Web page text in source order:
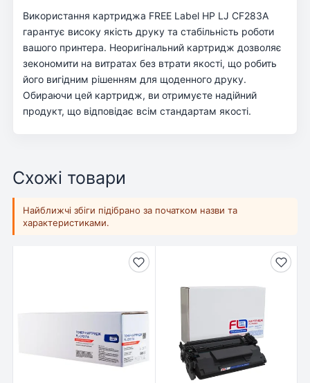
Використання картриджа FREE Label HP LJ CF283A
гарантує високу якість друку та стабільність роботи
вашого принтера. Неоригінальний картридж дозволяє
зекономити на витратах без втрати якості, що робить
його вигідним рішенням для щоденного друку.
Обираючи цей картридж, ви отримуєте надійний
продукт, що відповідає всім стандартам якості.
Схожі товари
Найближчі збіги підібрано за початком назви та
характеристиками.